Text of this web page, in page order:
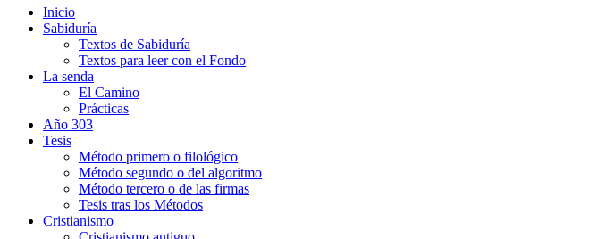
Inicio
Sabiduría
Textos de Sabiduría
Textos para leer con el Fondo
La senda
El Camino
Prácticas
Año 303
Tesis
Método primero o filológico
Método segundo o del algoritmo
Método tercero o de las firmas
Tesis tras los Métodos
Cristianismo